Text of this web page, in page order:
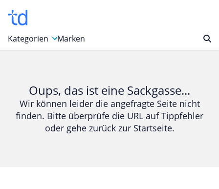
Kategorien
Bücher & Magazine
Computer & Elektronik
Entertainment & Media
Marken
Oups, das ist eine Sackgasse...
Wir können leider die angefragte Seite nicht
finden. Bitte überprüfe die URL auf Tippfehler
oder gehe zurück zur Startseite.